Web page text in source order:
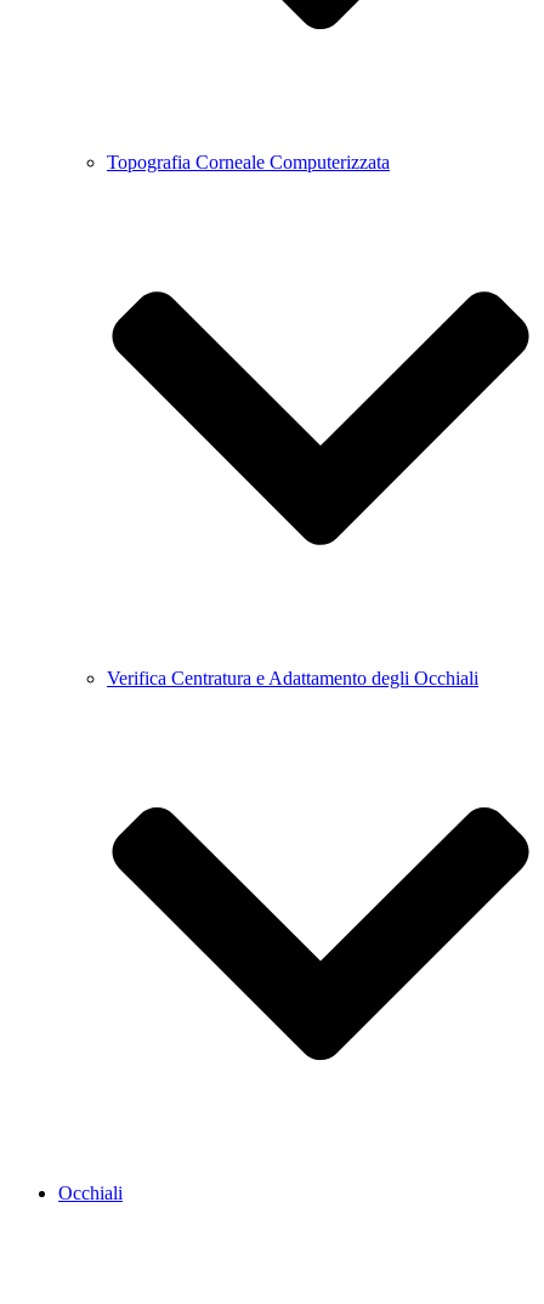
Topografia Corneale Computerizzata
Verifica Centratura e Adattamento degli Occhiali
Occhiali